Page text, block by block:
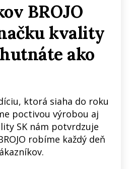
BROJO
kvality
ako
ktorá siaha do roku
poctivou výrobou aj
SK nám potvrdzuje
robíme každý deň